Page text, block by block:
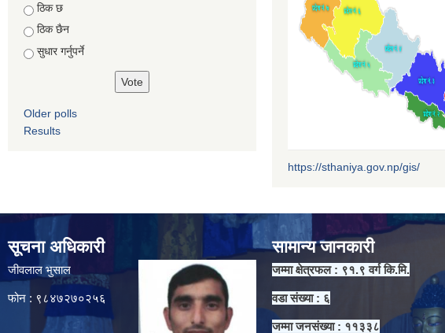
Choices
ठिक छ
ठिक छैन
सुधार गर्नुपर्ने
Older polls
Results
https://sthaniya.gov.np/gis/
सूचना अधिकारी
जीवलाल भुसाल
फोन : ९८४७२७०२५६
सामान्य जानकारी
जम्मा क्षेत्रफल : ९१.९ वर्ग कि.मि.
वडा संख्या : ६
जम्मा जनसंख्या : ११३३८